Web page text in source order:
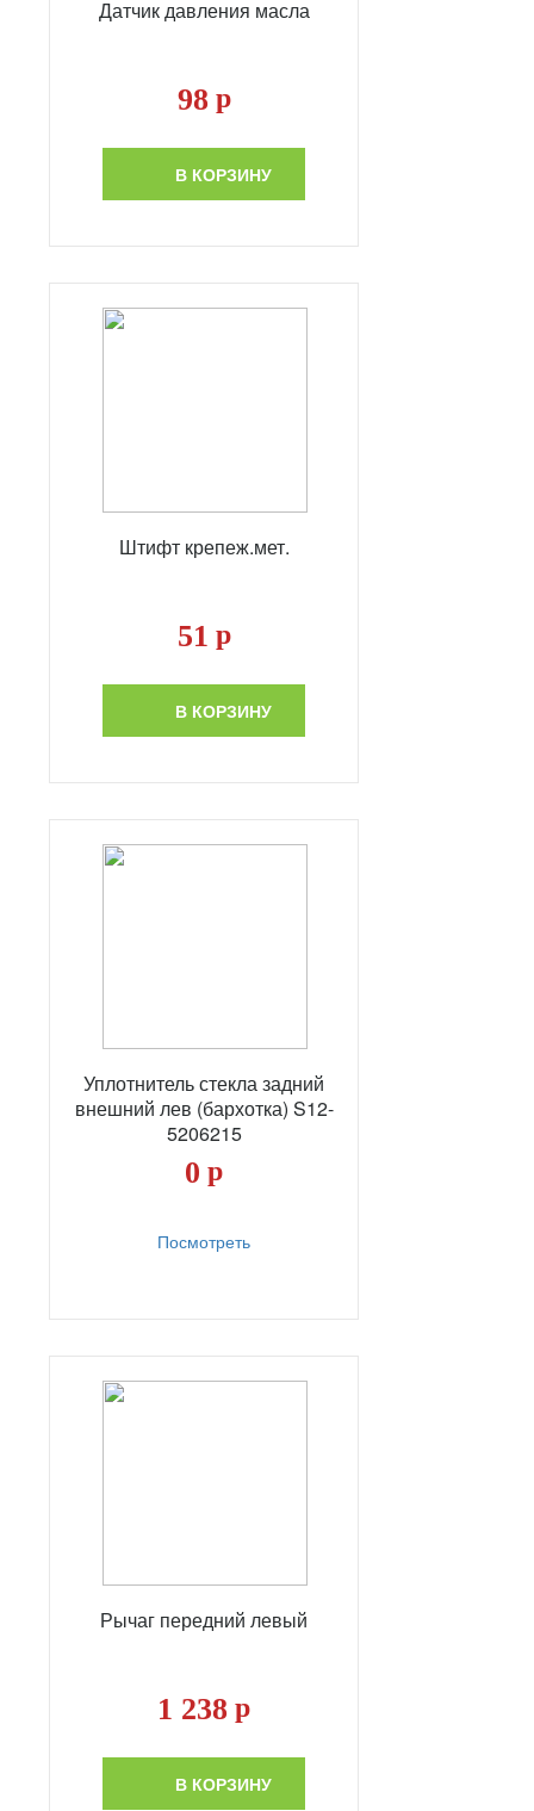
Датчик давления масла
98 р
В КОРЗИНУ
Штифт крепеж.мет.
51 р
В КОРЗИНУ
Уплотнитель стекла задний
внешний лев (бархотка) S12-
5206215
0 р
Посмотреть
Рычаг передний левый
1 238 р
В КОРЗИНУ